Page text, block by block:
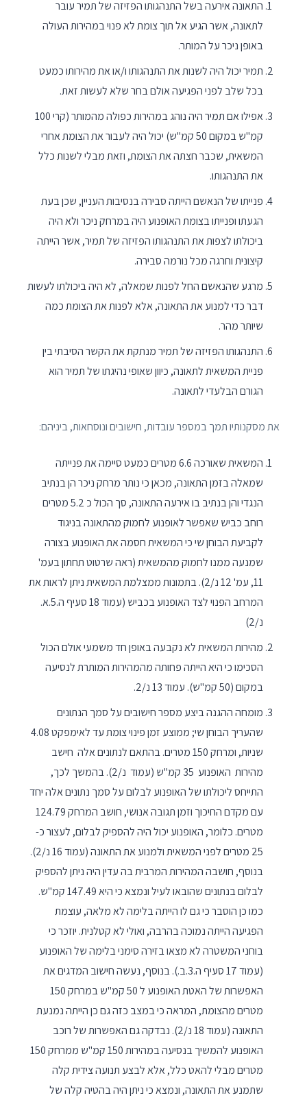
התאונה אירעה בשל התנהגותו הפזיזה של תמיר עובר
לתאונה, אשר הגיע אל תוך צומת לא פנוי במהירות העולה
באופן ניכר על המותר.
תמיר יכול היה לשנות את התנהגותו ו/או את מהירותו כמעט
בכל שלב לפני הפגיעה אולם בחר שלא לעשות זאת.
אפילו אם תמיר היה נוהג במהירות כפולה מהמותר (קרי 100
קמ"ש במקום 50 קמ"ש) יכול היה לעבור את הצומת אחרי
המשאית, שכבר חצתה את הצומת, וזאת מבלי לשנות כלל
את התנהגותו.
פנייתו של הנאשם הייתה סבירה בנסיבות העניין, שכן בעת
הגעתו ופנייתו בצומת האופנוע היה במרחק ניכר ולא היה
ביכולתו לצפות את התנהגותו הפזיזה של תמיר, אשר הייתה
קיצונית וחרגה מכל נורמה סבירה.
מרגע שהנאשם החל לפנות שמאלה, לא היה ביכולתו לעשות
דבר כדי למנוע את התאונה, אלא לפנות את הצומת כמה
שיותר מהר.
התנהגותו הפזיזה של תמיר מנתקת את הקשר הסיבתי בין
פניית המשאית לתאונה, כיוון שאופי נהיגתו של תמיר הוא
הגורם הבלעדי לתאונה.
את מסקנותיו תמך במספר עובדות, חישובים ונוסחאות, ביניהם:
המשאית שאורכה 6.6 מטרים כמעט סיימה את פנייתה
שמאלה בזמן התאונה, מכאן כי נותר מרחק ניכר הן בנתיב
הנגדי והן בנתיב בו אירעה התאונה, סך הכול כ 5.2 מטרים
רוחב כביש שאפשר לאופנוע לחמוק מהתאונה בניגוד
לקביעת הבוחן שי כי המשאית חסמה את האופנוע בצורה
שמנעה ממנו לחמוק מהמשאית (ראה שרטוט תחתון בעמ'
11, עמ' 12 נ/2). בתמונות ממצלמת המשאית ניתן לראות את
המרחב הפנוי לצד האופנוע בכביש (עמוד 18 סעיף ה.5.א.
נ/2)
מהירות המשאית לא נקבעה באופן חד משמעי אולם הכול
הסכימו כי היא הייתה פחותה מהמהירות המותרת לנסיעה
במקום (50 קמ"ש). עמוד 13 נ/2.
מומחה ההגנה ביצע מספר חישובים על סמך הנתונים
שהעריך הבוחן שי; ממוצע זמן פינוי צומת עד לאימפקט 4.08
שניות, ומרחק 150 מטרים. בהתאם לנתונים אלה חישב
מהירות האופנוע 35 קמ"ש (עמוד נ/2). בהמשך לכך,
התייחס ליכולתו של האופנוע לבלום על סמך נתונים אלה יחד
עם מקדם החיכוך וזמן תגובה אנושי, חושב המרחק 124.79
מטרים. כלומר, האופנוע יכול היה להספיק לבלום, לעצור כ-
25 מטרים לפני המשאית ולמנוע את התאונה (עמוד 16 נ/2).
בנוסף, חושבה המהירות המרבית בה עדין היה ניתן להספיק
לבלום בנתונים שהובאו לעיל ונמצא כי היא 147.49 קמ"ש.
כמו כן הוסבר כי גם לו הייתה בלימה לא מלאה, עוצמת
הפגיעה הייתה נמוכה בהרבה, ואולי לא קטלנית. יוזכר כי
בוחני המשטרה לא מצאו בזירה סימני בלימה של האופנוע
(עמוד 17 סעיף ה.3.ב.). בנוסף, נעשה חישוב המדגים את
האפשרות של האטת האופנוע ל 50 קמ"ש במרחק 150
מטרים מהצומת, המראה כי במצב כזה גם כן הייתה נמנעת
התאונה (עמוד 18 נ/2). נבדקה גם האפשרות של רוכב
האופנוע להמשיך בנסיעה במהירות 150 קמ"ש ממרחק 150
מטרים מבלי להאט כלל, אלא לבצע תנועה צידית קלה
שתמנע את התאונה, ונמצא כי ניתן היה בהטיה קלה של